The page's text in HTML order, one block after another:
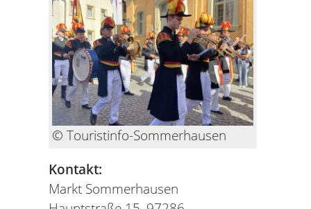
© Touristinfo-Sommerhausen
Kontakt:
Markt Sommerhausen